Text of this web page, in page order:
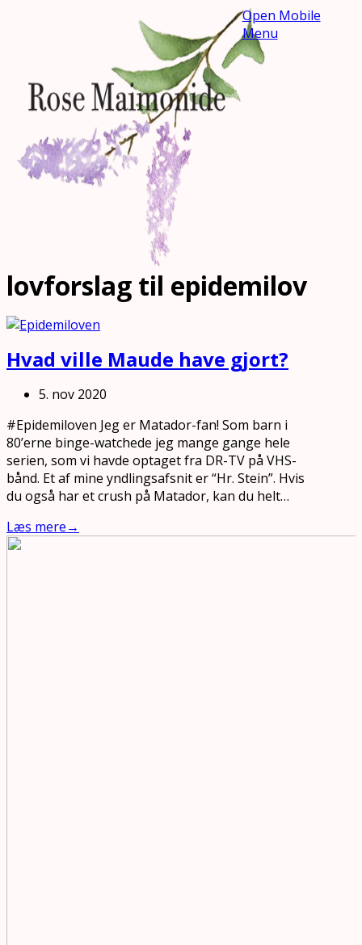
Open Mobile
Menu
lovforslag til epidemilov
Hvad ville Maude have gjort?
5. nov 2020
#Epidemiloven Jeg er Matador-fan! Som barn i
80’erne binge-watchede jeg mange gange hele
serien, som vi havde optaget fra DR-TV på VHS-
bånd. Et af mine yndlingsafsnit er “Hr. Stein”. Hvis
du også har et crush på Matador, kan du helt…
Læs mere→